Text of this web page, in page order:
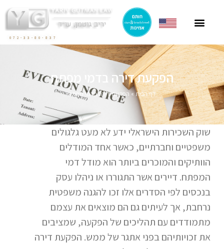
072-33-80-837
הפקעת דירה בדמי מפתח
דף הבית»הפקעת דירה בדמי מפתח
שוק השכירות הישראלי ידע לא מעט גלגולים
משפטיים וחברתיים, כאשר אחד המודלים
הוותיקים והמוכרים ביותר הוא מודל דמי
המפתח. דיירים אשר התגוררו או ניהלו עסק
בנכסים לפי הסדרים אלו זכו להגנה משפטית
נרחבת, אך לעיתים גם הם מוצאים את עצמם
מתמודדים עם תהליכים של הפקעה, שמציבים
את זכויותיהם בפני אתגר של ממש. הפקעת דירה